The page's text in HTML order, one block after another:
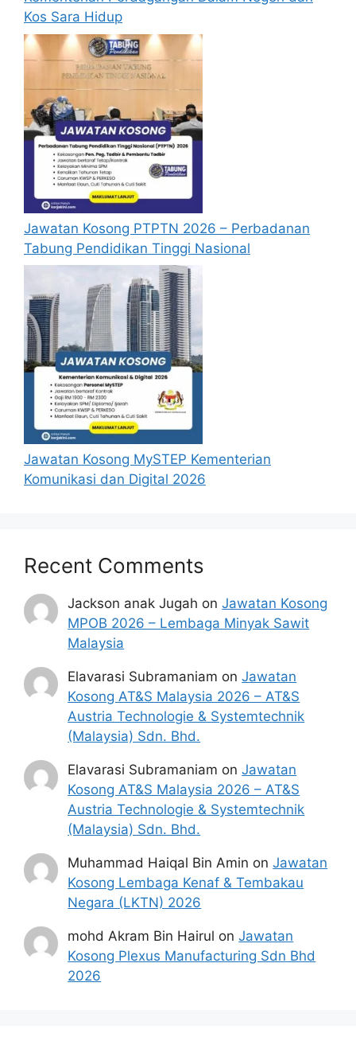
kemaskini maklumat anda yang telah
didaftarkan. Permohonan yang tidak
menerima sebarang jawapan selepas
bulandari tarikh iklan ditutup hendaklah
menganggap permohonan mereka tidak
berjaya.
Mohon Online
Kos Sara Hidup
Jawatan Kosong PTPTN 2026 – Perbadanan
Tabung Pendidikan Tinggi Nasional
Jawatan Kosong MySTEP Kementerian
Komunikasi dan Digital 2026
Recent Comments
Jackson anak Jugah onJawatan Kosong
MPOB 2026 – Lembaga Minyak Sawit
Malaysia
Elavarasi Subramaniam onJawatan
Kosong AT&S Malaysia 2026 – AT&S
Austria Technologie & Systemtechnik
(Malaysia) Sdn. Bhd.
Elavarasi Subramaniam onJawatan
Kosong AT&S Malaysia 2026 – AT&S
Austria Technologie & Systemtechnik
(Malaysia) Sdn. Bhd.
Muhammad Haiqal Bin Amin onJawatan
Kosong Lembaga Kenaf & Tembakau
Negara (LKTN) 2026
mohd Akram Bin Hairul onJawatan
Kosong Plexus Manufacturing Sdn Bhd
2026